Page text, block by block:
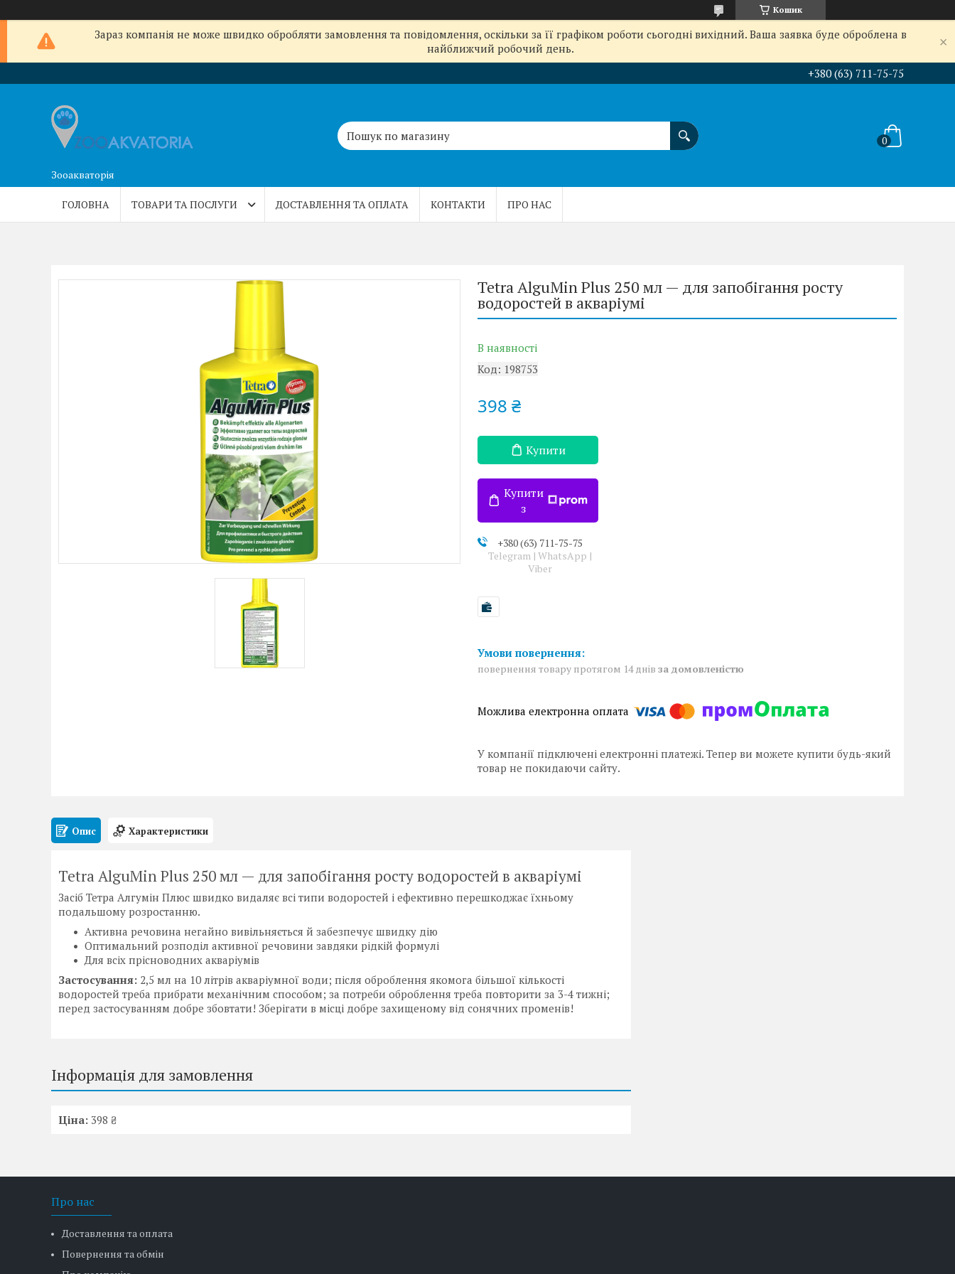
Кошик
Зараз компанія не може швидко обробляти замовлення та повідомлення, оскільки за її графіком роботи сьогодні вихідний. Ваша заявка буде оброблена в
найближчий робочий день.
+380 (63) 711-75-75
Зооакваторія
ГОЛОВНА ТОВАРИ ТА ПОСЛУГИ ДОСТАВЛЕННЯ ТА ОПЛАТА КОНТАКТИ ПРО НАС
Tetra AlguMin Plus 250 мл — для запобігання росту
водоростей в акваріумі
В наявності
Код: 198753
398 ₴
Купити
Купити
з
+380 (63) 711-75-75
Telegram | WhatsApp |
Viber
повернення товару протягом 14 днів за домовленістю
У компанії підключені електронні платежі. Тепер ви можете купити будь-який
товар не покидаючи сайту.
Опис Характеристики
Tetra AlguMin Plus 250 мл — для запобігання росту водоростей в акваріумі
Засіб Тетра Алгумін Плюс швидко видаляє всі типи водоростей і ефективно перешкоджає їхньому
подальшому розростанню.
Активна речовина негайно вивільняється й забезпечує швидку дію
Оптимальний розподіл активної речовини завдяки рідкій формулі
Для всіх прісноводних акваріумів
Застосування: 2,5 мл на 10 літрів акваріумної води; після оброблення якомога більшої кількості
водоростей треба прибрати механічним способом; за потреби оброблення треба повторити за 3-4 тижні;
перед застосуванням добре збовтати! Зберігати в місці добре захищеному від сонячних променів!
Інформація для замовлення
Ціна: 398 ₴
Про нас
Доставлення та оплата
Повернення та обмін